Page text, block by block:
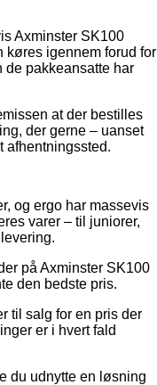
Axminster SK100
igennem forud for
de pakkeansatte har
at der bestilles
der gerne – uanset
afhentningssted.
og ergo har massevis
varer – til juniorer,
på Axminster SK100
den bedste pris.
til salg for en pris der
er i hvert fald
du udnytte en løsning